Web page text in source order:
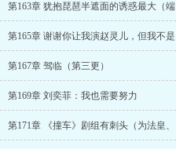
第163章 犹抱琵琶半遮面的诱惑最大（端
第165章 谢谢你让我演赵灵儿，但我不是
第167章 驾临（第三更）
第169章 刘奕菲：我也需要努力
第171章 《撞车》剧组有刺头（为法皇、